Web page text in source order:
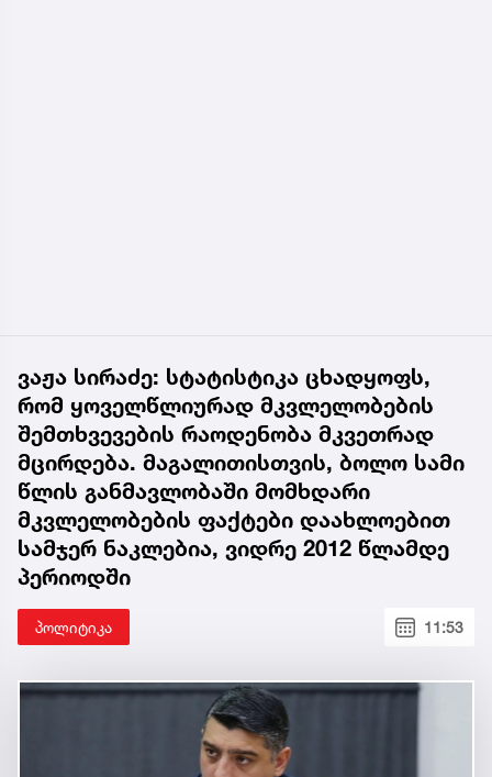
ვაჟა სირაძე: სტატისტიკა ცხადყოფს,
რომ ყოველწლიურად მკვლელობების
შემთხვევების რაოდენობა მკვეთრად
მცირდება. მაგალითისთვის, ბოლო სამი
წლის განმავლობაში მომხდარი
მკვლელობების ფაქტები დაახლოებით
სამჯერ ნაკლებია, ვიდრე 2012 წლამდე
პერიოდში
პოლიტიკა 11:53